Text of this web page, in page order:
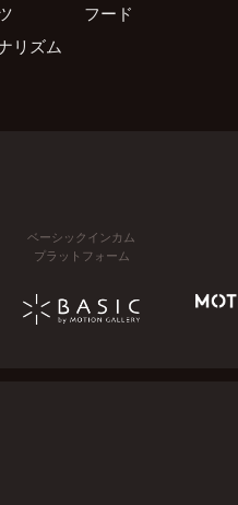
フード
リズム
ベーシックインカム
プラットフォーム